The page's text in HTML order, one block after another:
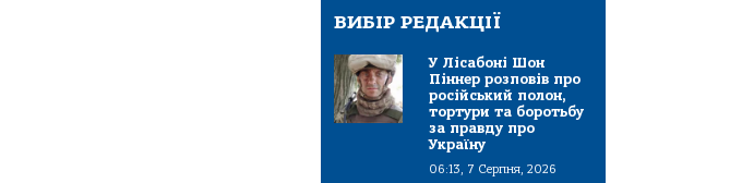
ВИБІР РЕДАКЦІЇ
У Лісабоні Шон
Піннер розповів про
російський полон,
тортури та боротьбу
за правду про
Україну
06:13, 7 Серпня, 2026